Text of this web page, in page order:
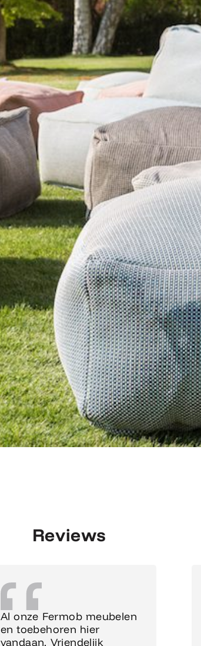
Reviews
Al onze Fermob meubelen
en toebehoren hier
vandaan. Vriendelijk